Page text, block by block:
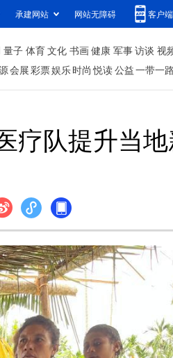
承建网站 网站无障碍 客户端
量子 体育文化 书画健康 军事访谈 视
会展彩票娱乐时尚 悦读公益一带一路
队提升当